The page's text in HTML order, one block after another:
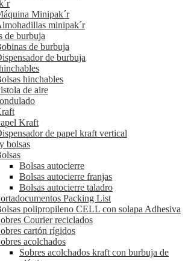
Minipak´r
minipak´r
de burbuja
de burbuja
de burbuja
hinchables
de aire
Kraft
de papel kraft vertical
bolsas
Bolsas autocierre
Bolsas autocierre franjas
Bolsas autocierre taladro
Packing List
polipropileno CELL con solapa Adhesiva
Courier reciclados
cartón rígidos
acolchados
Sobres acolchados kraft con burbuja de